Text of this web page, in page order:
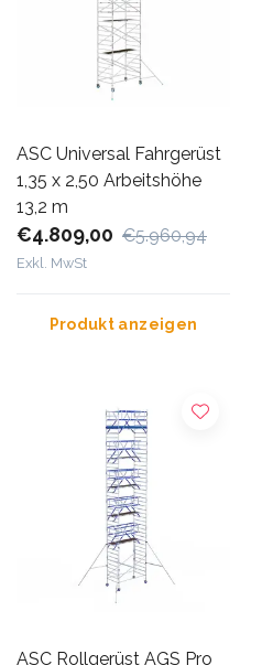
ASC Universal Fahrgerüst
1,35 x 2,50 Arbeitshöhe
13,2 m
€4.809,00 €5.960,94
Exkl. MwSt
Produkt anzeigen
ASC Rollgerüst AGS Pro